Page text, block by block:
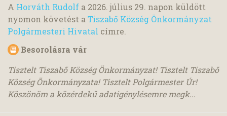
A Horváth Rudolf a 2026. július 29. napon küldött
nyomon követést a Tiszabő Község Önkormányzat
Polgármesteri Hivatal címre.
Besorolásra vár
Tisztelt Tiszabő Község Önkormányzat! Tisztelt Tiszabő
Község Önkormányzata! Tisztelt Polgármester Úr!
Köszönöm a közérdekű adatigénylésemre megk...